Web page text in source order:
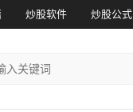
炒股软件 炒股公式